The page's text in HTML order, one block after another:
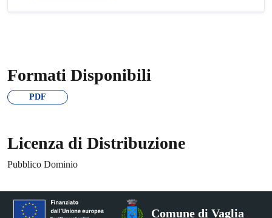
Formati Disponibili
PDF
Licenza di Distribuzione
Pubblico Dominio
Comune di Vaglia